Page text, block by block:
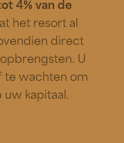
4% van de
het resort al
direct
U
te wachten om
uw kapitaal.